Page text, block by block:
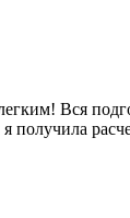
Вся
получила